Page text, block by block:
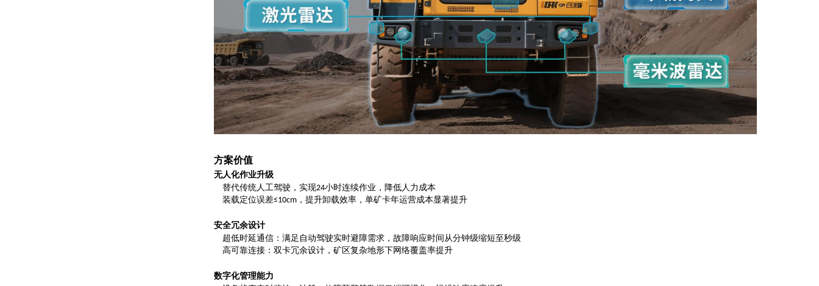
方案价值
无人化作业升级
替代传统人工驾驶，实现24小时连续作业，降低人力成本
装载定位误差≤10cm ，提升卸载效率，单矿卡年运营成本显著提升
安全冗余设计
超低时延通信：满足自动驾驶实时避障需求，故障响应时间从分钟级缩短至秒级
高可靠连接：双卡冗余设计，矿区复杂地形下网络覆盖率提升
数字化管理能力